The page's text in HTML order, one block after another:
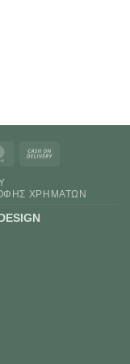
MasterCard
Delivery
ΧΡΗΜΆΤΩΝ